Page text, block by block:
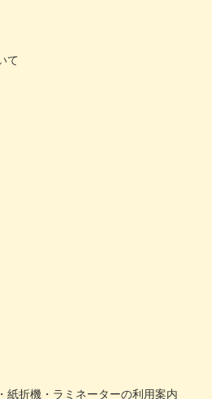
て
紙折機・ラミネーターの利用案内